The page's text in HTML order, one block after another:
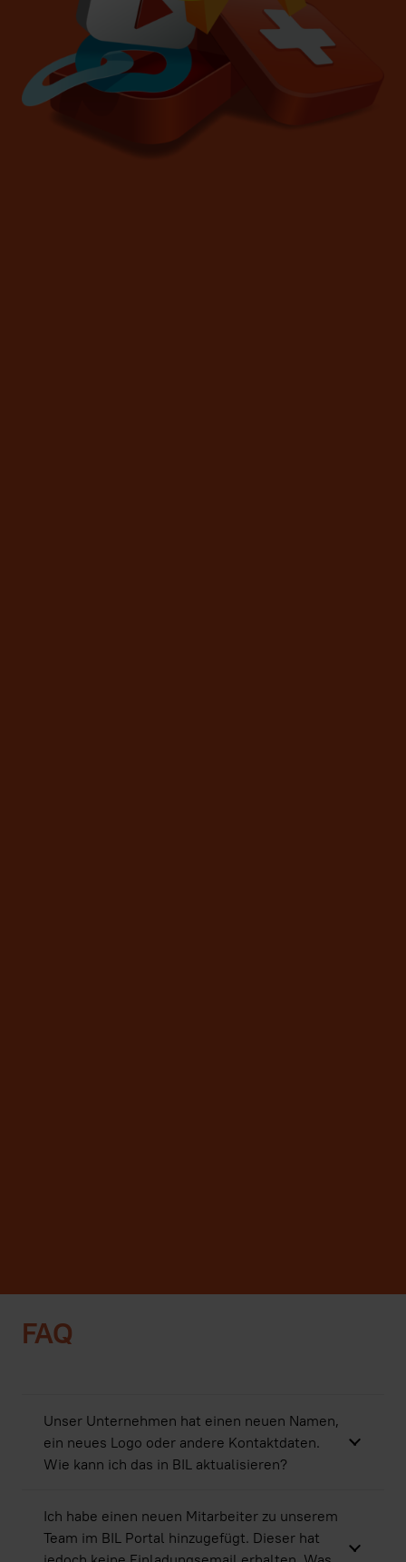
FAQ
Unser Unternehmen hat einen neuen Namen,
ein neues Logo oder andere Kontaktdaten.
Wie kann ich das in BIL aktualisieren?
Ich habe einen neuen Mitarbeiter zu unserem
Team im BIL Portal hinzugefügt. Dieser hat